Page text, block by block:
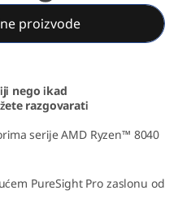
proizvode
nego ikad
razgovarati
serije AMD Ryzen™ 8040
PureSight Pro zaslonu od